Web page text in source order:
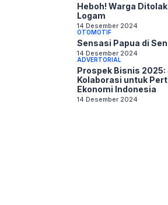
Heboh! Warga
Logam
14 Desember 2024
OTOMOTIF
Sensasi Papua di
14 Desember 2024
ADVERTORIAL
Prospek Bisnis
Kolaborasi untuk
Ekonomi Indonesia
14 Desember 2024